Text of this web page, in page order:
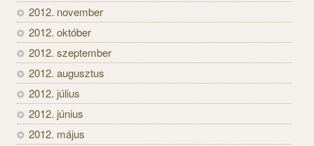
2012. november
2012. október
2012. szeptember
2012. augusztus
2012. július
2012. június
2012. május